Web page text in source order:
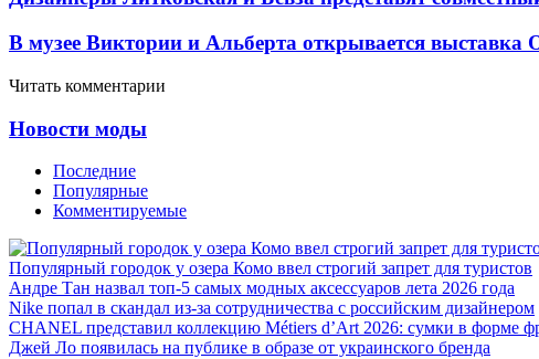
В музее Виктории и Альберта открывается выставка
Читать комментарии
Новости моды
Последние
Популярные
Комментируемые
Популярный городок у озера Комо ввел строгий запрет для туристов
Андре Тан назвал топ-5 самых модных аксессуаров лета 2026 года
Nike попал в скандал из-за сотрудничества с российским дизайнером
CHANEL представил коллекцию Métiers d’Art 2026: сумки в форме
Джей Ло появилась на публике в образе от украинского бренда